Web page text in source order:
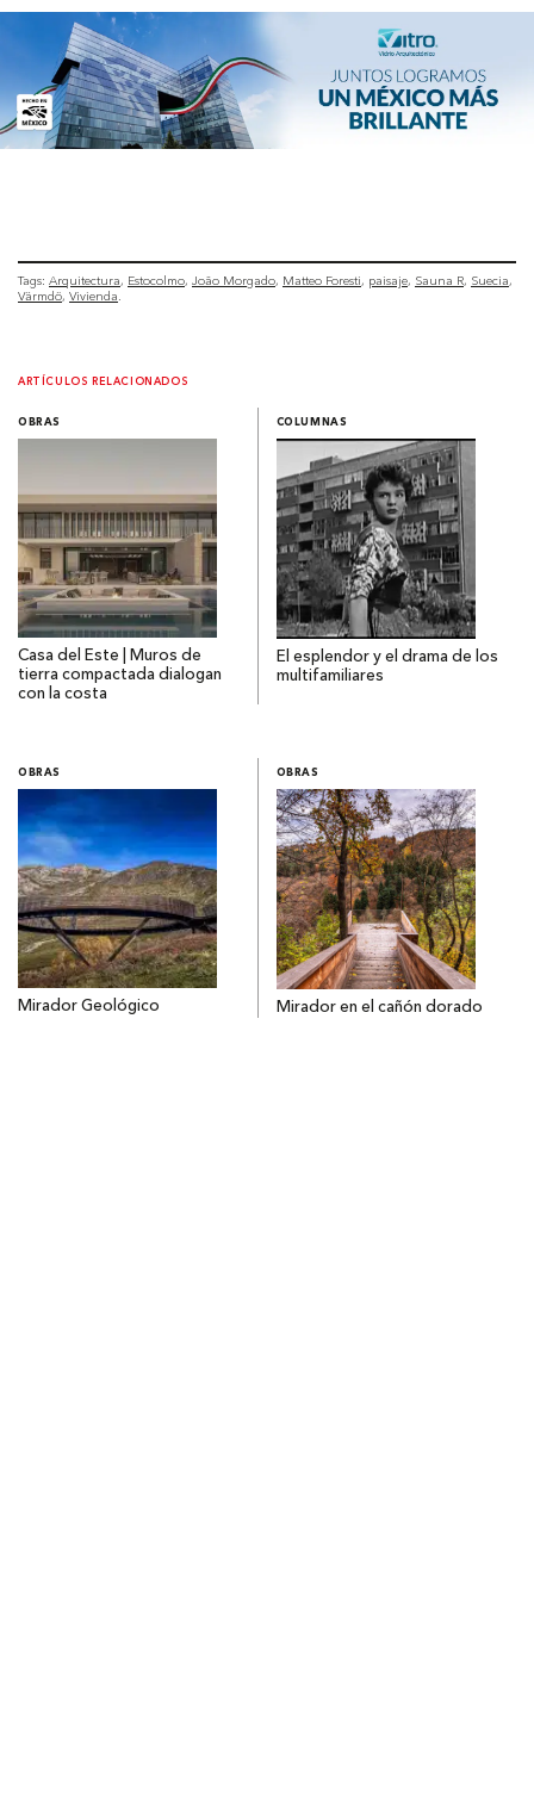
Tags: Arquitectura Estocolmo João Morgado Matteo Foresti paisaje Sauna R Suecia
Värmdö Vivienda
ARTÍCULOS RELACIONADOS
OBRAS
Casa del Este | Muros de
tierra compactada dialogan
con la costa
COLUMNAS
El esplendor y el drama de los
multifamiliares
OBRAS
Mirador Geológico
OBRAS
Mirador en el cañón dorado